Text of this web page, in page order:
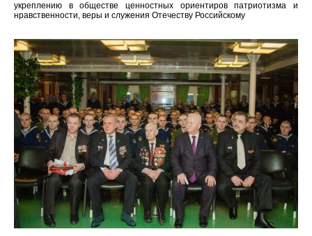
укреплению в обществе ценностных ориентиров патриотизма и
нравственности, веры и служения Отечеству Российскому